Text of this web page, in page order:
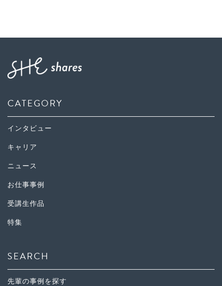
CATEGORY
インタビュー
キャリア
ニュース
お仕事事例
受講生作品
特集
SEARCH
先輩の事例を探す